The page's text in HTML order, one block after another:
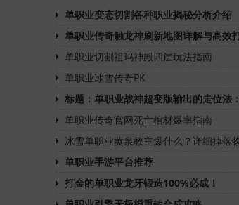
单职业变态切割各种职业揭秘分析介绍
单职业传奇触龙神刷新地图详解与高效
单职业切割祖玛神殿四层玩法指南
单职业冰雪传奇PK
标题：单职业战神超变版输出的走位法
单职业传奇官网死亡棺材爆率指南
冰雪单职业黄泉教主爆什么？详细掉落
单职业手游平台推荐
打金的单职业龙牙锻造100%必成！